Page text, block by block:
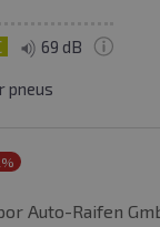
69 dB
pneus
Auto-Raifen